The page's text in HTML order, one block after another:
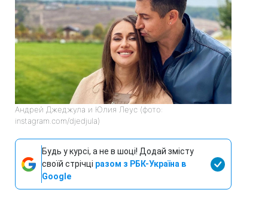
Андрей Джеджула и Юлия Леус (фото:
instagram.com/djedjula)
Будь у курсі, а не в шоці! Додай змісту
своїй стрічці разом з РБК-Україна в
Google